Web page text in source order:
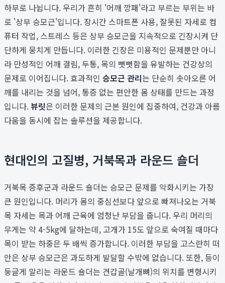
하부로 나뉩니다. 우리가 흔히 '어깨 깡패'라고 부르는 부위는 바
로 '상부 승모근'입니다. 장시간 스마트폰 사용, 잘못된 자세로 컴
퓨터 작업, 스트레스 등은 상부 승모근을 지속적으로 긴장시켜 단
단하게 뭉치게 만듭니다. 이러한 긴장은 미용적인 문제뿐만 아니
라 만성적인 어깨 결림, 두통, 목의 뻣뻣함을 유발하는 건강상의
문제로 이어집니다. 효과적인 승모근 관리는 단순히 솟아오른 어
깨를 내리는 것을 넘어, 통증 없는 편안한 몸 상태를 만드는 과정
입니다.뷰릿은 이러한 문제의 근본 원인에 집중하여, 건강과 아름
다움을 동시에 잡는 솔루션을 제공합니다.
현대인의 고질병, 거북목과 라운드 숄더
거북목 증후군과 라운드 숄더는 승모근 문제를 악화시키는 가장
큰 원인입니다. 머리가 몸의 중심선보다 앞으로 빠져나오는 거북
목 자세는 목과 어깨 근육에 엄청난 부담을 줍니다. 우리 머리의
무게는 약 4-5kg에 달하는데, 고개가 15도 앞으로 숙여질 때마다
목이 받는 하중은 두 배씩 증가합니다. 이러한 부담을 고스란히 떠
안은 상부 승모근은 과도하게 발달할 수밖에 없습니다. 또한, 등이
둥글게 말리는 라운드 숄더는 견갑골(날개뼈)의 위치를 변형시키